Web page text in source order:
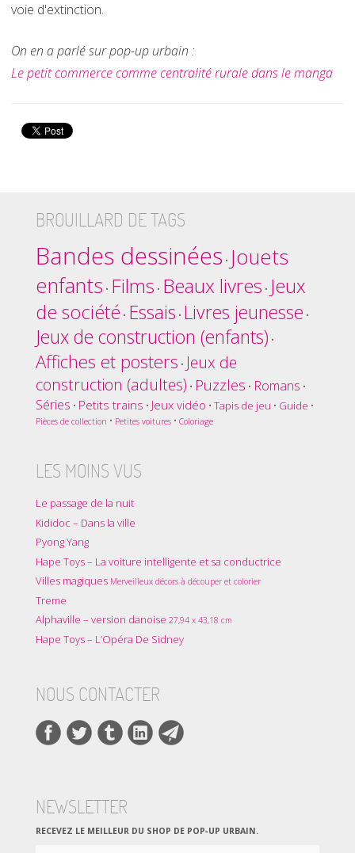
voie d'extinction.
On en a parlé sur pop-up urbain :
Le petit commerce comme centralité rurale dans le manga
BROUILLARD DE TAGS
Bandes dessinées• Jouets
enfants • Films • Beaux livres • Jeux
de société • Essais • Livres jeunesse •
Jeux de construction (enfants) •
Affiches et posters • Jeux de
construction (adultes) • Puzzles • Romans •
Séries • Petits trains • Jeux vidéo • Tapis de jeu • Guide •
Pièces de collection • Petites voitures• Coloriage
LES MOINS VUS
Le passage de la nuit
Kididoc – Dans la ville
Pyong Yang
Hape Toys – La voiture intelligente et sa conductrice
Villes magiques Merveilleux décors à découper et colorier
Treme
Alphaville – version danoise 27,94 x 43,18 cm
Hape Toys – L’Opéra De Sidney
NOUS CONTACTER
NEWSLETTER
RECEVEZ LE MEILLEUR DU SHOP DE POP‑UP URBAIN.